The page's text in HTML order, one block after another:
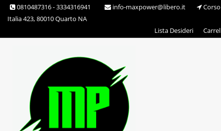
Skip 0810487316 - 3334316941 info-maxpower@libero.it
Corso
Italia 423, 80010 Quarto NA
Lista Desideri